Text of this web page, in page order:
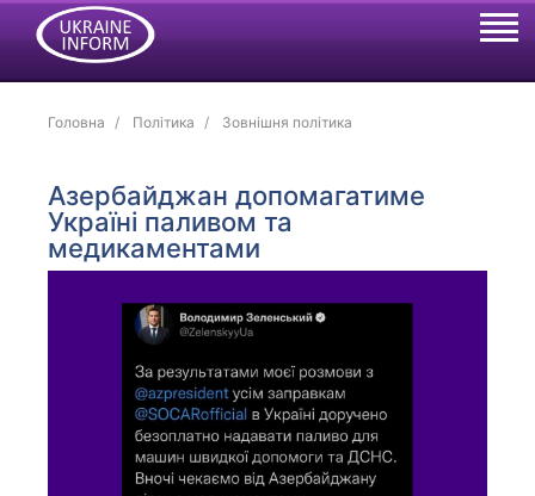
Головна Політика Зовнішня політика
Азербайджан допомагатиме
Україні паливом та
медикаментами